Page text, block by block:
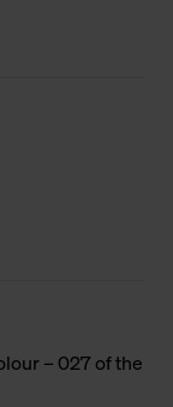
– 027 of the